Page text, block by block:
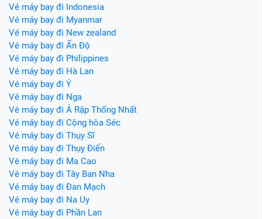
Vé máy bay đi Indonesia
Vé máy bay đi Myanmar
Vé máy bay đi New zealand
Vé máy bay đi Ấn Độ
Vé máy bay đi Philippines
Vé máy bay đi Hà Lan
Vé máy bay đi Ý
Vé máy bay đi Nga
Vé máy bay đi Ả Rập Thống Nhất
Vé máy bay đi Cộng hòa Séc
Vé máy bay đi Thụy Sĩ
Vé máy bay đi Thụy Điển
Vé máy bay đi Ma Cao
Vé máy bay đi Tây Ban Nha
Vé máy bay đi Đan Mạch
Vé máy bay đi Na Uy
Vé máy bay đi Phần Lan